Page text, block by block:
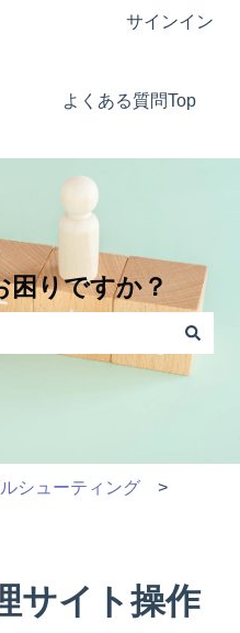
表示 サインイン
よくある質問Top
困りですか？
補はありません。
ルシューティング
サイト操作